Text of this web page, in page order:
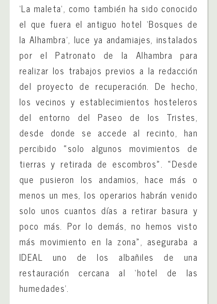
‘La maleta’, como también ha sido conocido
el que fuera el antiguo hotel ‘Bosques de
la Alhambra’, luce ya andamiajes, instalados
por el Patronato de la Alhambra para
realizar los trabajos previos a la redacción
del proyecto de recuperación. De hecho,
los vecinos y establecimientos hosteleros
del entorno del Paseo de los Tristes,
desde donde se accede al recinto, han
percibido «solo algunos movimientos de
tierras y retirada de escombros». «Desde
que pusieron los andamios, hace más o
menos un mes, los operarios habrán venido
solo unos cuantos días a retirar basura y
poco más. Por lo demás, no hemos visto
más movimiento en la zona», aseguraba a
IDEAL uno de los albañiles de una
restauración cercana al ‘hotel de las
humedades’.